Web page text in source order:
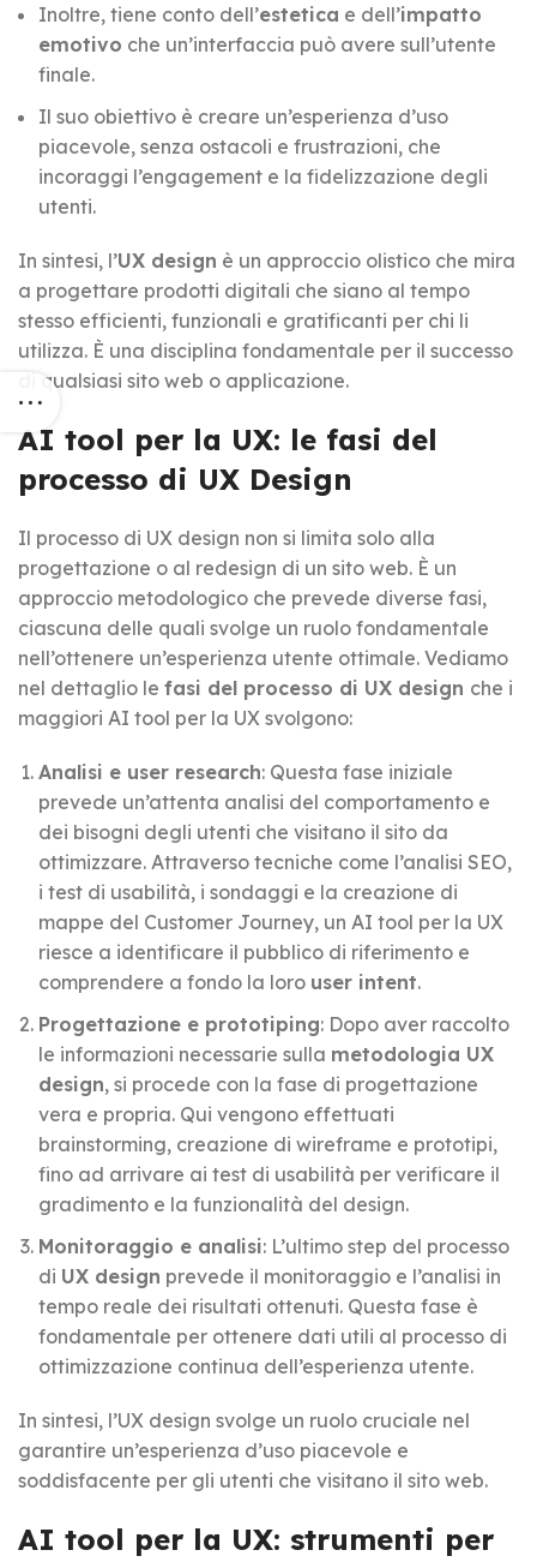
Inoltre, tiene conto dell’estetica e dell’impatto
emotivo che un’interfaccia può avere sull’utente
finale.
Il suo obiettivo è creare un’esperienza d’uso
piacevole, senza ostacoli e frustrazioni, che
incoraggi l’engagement e la fidelizzazione degli
utenti.
In sintesi, l’UX design è un approccio olistico che mira
a progettare prodotti digitali che siano al tempo
stesso efficienti, funzionali e gratificanti per chi li
utilizza. È una disciplina fondamentale per il successo
di qualsiasi sito web o applicazione.
AI tool per la UX: le fasi del
processo di UX Design
Il processo di UX design non si limita solo alla
progettazione o al redesign di un sito web. È un
approccio metodologico che prevede diverse fasi,
ciascuna delle quali svolge un ruolo fondamentale
nell’ottenere un’esperienza utente ottimale. Vediamo
nel dettaglio le fasi del processo di UX design che i
maggiori AI tool per la UX svolgono:
Analisi e user research: Questa fase iniziale
prevede un’attenta analisi del comportamento e
dei bisogni degli utenti che visitano il sito da
ottimizzare. Attraverso tecniche come l’analisi SEO,
i test di usabilità, i sondaggi e la creazione di
mappe del Customer Journey, un AI tool per la UX
riesce a identificare il pubblico di riferimento e
comprendere a fondo la loro user intent.
Progettazione e prototiping: Dopo aver raccolto
le informazioni necessarie sulla metodologia UX
design, si procede con la fase di progettazione
vera e propria. Qui vengono effettuati
brainstorming, creazione di wireframe e prototipi,
fino ad arrivare ai test di usabilità per verificare il
gradimento e la funzionalità del design.
Monitoraggio e analisi: L’ultimo step del processo
di UX design prevede il monitoraggio e l’analisi in
tempo reale dei risultati ottenuti. Questa fase è
fondamentale per ottenere dati utili al processo di
ottimizzazione continua dell’esperienza utente.
In sintesi, l’UX design svolge un ruolo cruciale nel
garantire un’esperienza d’uso piacevole e
soddisfacente per gli utenti che visitano il sito web.
AI tool per la UX: strumenti per